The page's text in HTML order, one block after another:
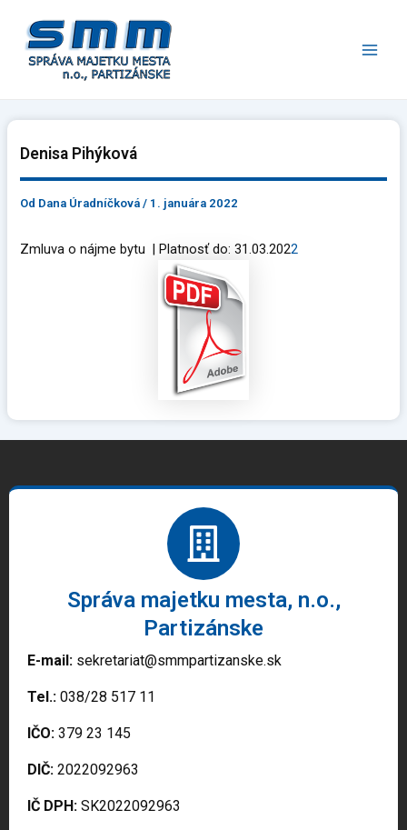
obsah
Denisa Pihýková
Od Dana Úradníčková/ 1. januára 2022
Zmluva o nájme bytu | Platnosť do: 31.03.2022
Správa majetku mesta, n.o.,
Partizánske
E-mail: sekretariat@smmpartizanske.sk
Tel.: 038/28 517 11
IČO: 379 23 145
DIČ: 2022092963
IČ DPH: SK2022092963